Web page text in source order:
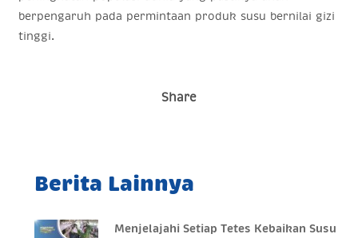
berpengaruh pada permintaan produk susu bernilai gizi
tinggi.
Share
Berita Lainnya
Menjelajahi Setiap Tetes Kebaikan Susu